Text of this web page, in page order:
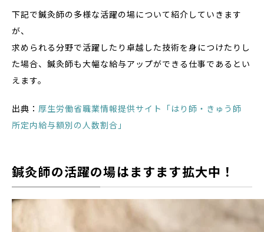
下記で鍼灸師の多様な活躍の場について紹介していきます
が、
求められる分野で活躍したり卓越した技術を身につけたりし
た場合、鍼灸師も大幅な給与アップができる仕事であるとい
えます。
出典： 厚生労働省職業情報提供サイト「はり師・きゅう師
所定内給与額別の人数割合」
鍼灸師の活躍の場はますます拡大中！